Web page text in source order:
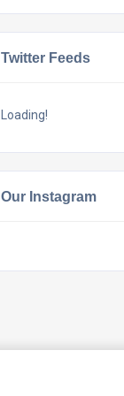
Twitter Feeds
Loading!
Our Instagram